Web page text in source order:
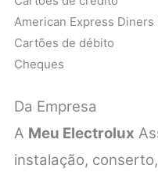
American Express
Cartões de débito
Cheques
Da Empresa
A Meu Electrolux
instalação,